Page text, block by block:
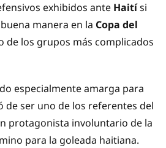
exhibidos ante Haitísi
manera en la Copa del
de los grupos más complicados
especialmente amarga para
de ser uno de los referentes del
protagonista involuntario de la
para la goleada haitiana.